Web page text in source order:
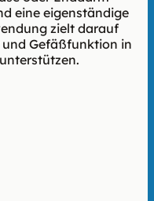
eine eigenständige
zielt darauf
Gefäßfunktion in